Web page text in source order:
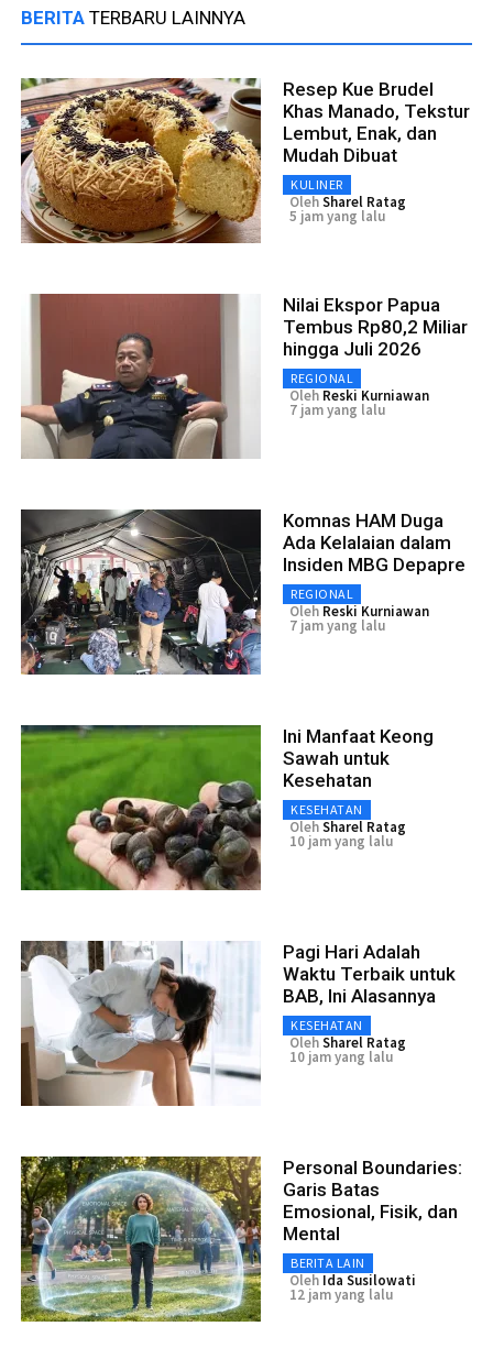
BERITA TERBARU LAINNYA
Resep Kue Brudel
Khas Manado, Tekstur
Lembut, Enak, dan
Mudah Dibuat
KULINER
OlehSharel Ratag
5 jam yang lalu
Nilai Ekspor Papua
Tembus Rp80,2 Miliar
hingga Juli 2026
REGIONAL
Oleh Reski Kurniawan
7 jam yang lalu
Komnas HAM Duga
Ada Kelalaian dalam
Insiden MBG Depapre
REGIONAL
Oleh Reski Kurniawan
7 jam yang lalu
Ini Manfaat Keong
Sawah untuk
Kesehatan
KESEHATAN
OlehSharel Ratag
10 jam yang lalu
Pagi Hari Adalah
Waktu Terbaik untuk
BAB, Ini Alasannya
KESEHATAN
OlehSharel Ratag
10 jam yang lalu
Personal Boundaries:
Garis Batas
Emosional, Fisik, dan
Mental
BERITA LAIN
Oleh Ida Susilowati
12 jam yang lalu